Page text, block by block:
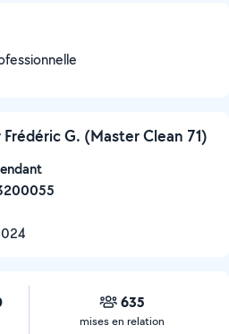
G. (Master Clean 71)
635
mises en relation